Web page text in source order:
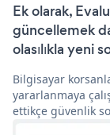
Ek olarak,
güncellemek
olasılıkla yeni
Bilgisayar
yararlanmaya
ettikçe güvenlik